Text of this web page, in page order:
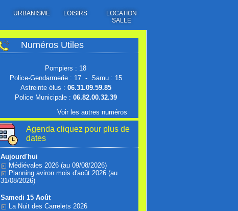
URBANISME LOISIRS
LOCATION
SALLE
Numéros Utiles
Pompiers : 18
Police-Gendarmerie : 17 - Samu : 15
Astreinte élus : 06.31.09.59.85
Police Municipale : 06.82.00.32.39
Voir les autres numéros
Agenda cliquez pour plus de
dates
Aujourd'hui
Médiévales 2026 (au 09/08/2026)
Planning aviron mois d'août 2026 (au
31/08/2026)
Samedi 15 Août
La Nuit des Carrelets 2026